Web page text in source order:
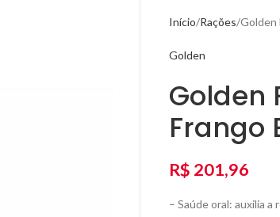
Início Rações Golden
Golden
Golden
Frango
R$ 201,96
– Saúde oral: auxilia